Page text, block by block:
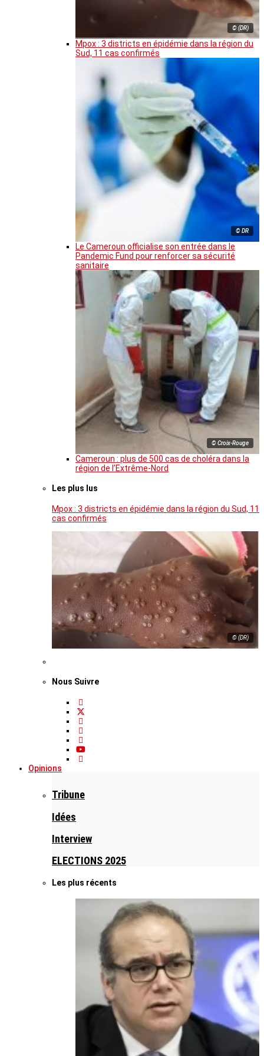
© (DR)
Mpox : 3 districts en épidémie dans la région du
Sud, 11 cas confirmés
© DR
Le Cameroun officialise son entrée dans le
Pandemic Fund pour renforcer sa sécurité
sanitaire
© Croix-Rouge
Cameroun : plus de 500 cas de choléra dans la
région de l’Extrême-Nord
Les plus lus
Mpox : 3 districts en épidémie dans la région du Sud, 11
cas confirmés
© (DR)
Nous Suivre
Opinions
Tribune
Idées
Interview
ELECTIONS 2025
Les plus récents